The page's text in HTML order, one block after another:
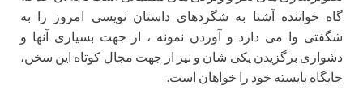
گاه خواننده آشنا به شگردهای داستان نویسی امروز را به
شگفتی وا می دارد و آوردن نمونه ، از جهت بسیاری آنها و
دشواری برگزیدن یکی شان و نیز از جهت مجال کوتاه این سخن،
جایگاه بایسته خود را خواهان است.